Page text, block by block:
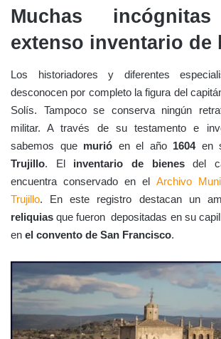
Muchas
extenso inventario de
Los historiadores y diferentes
desconocen por completo la figura del
Solís. Tampoco se conserva ningún
militar. A través de su testamento e
sabemos que murió en el año 1604en
Trujillo. El inventario de bienesdel
encuentra conservado en el Archivo
Trujillo. En este registro destacan un
reliquiasque fueron depositadas en su
en el convento de San Francisco.